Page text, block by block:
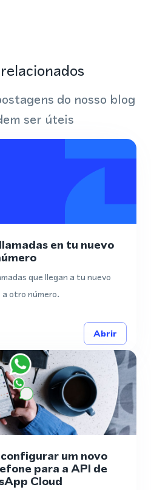
do nosso blog
ser úteis
en tu nuevo
que llegan a tu nuevo
a otro número.
Abrir
um novo
para a API de
Cloud